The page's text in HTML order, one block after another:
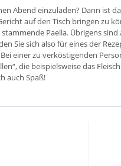
Abend einzuladen? Dann ist
auf den Tisch bringen zu
Paella. Übrigens
Sie sich also für eines der
einer zu verköstigenden
die beispielsweise das
auch Spaß!